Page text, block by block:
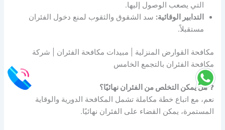
التي يصعب الوصول إليها.
التدابير الوقائية: سد الشقوق والثقوب لمنع دخول الفئران
مستقبلاً.
مكافحة القوارض المنزلية | مبيدات مكافحة الفئران | شركة
مكافحة الفئران بالتجمع الخامس
❓هل يمكن التخلص من الفئران نهائيًا؟
نعم، مع اتباع خطة مكاملة تشمل المكافحة الدورية والوقاية
المستمرة، يمكن القضاء على الفئران نهائيًا.